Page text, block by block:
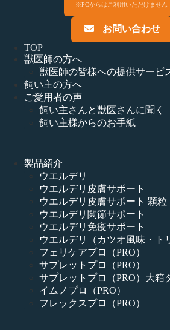
※PCからはご利用いただけません
お問い合わせ
TOP
獣医師の方へ
獣医師の皆様への提供サービ
飼い主の方へ
ご愛用者の声
飼い主さんと獣医さんに聞く
飼い主様からのお手紙
製品紹介
ウエルデリ
ウエルデリ皮膚サポート
ウエルデリ皮膚サポート 顆粒
ウエルデリ関節サポート
ウエルデリ免疫サポート
ウエルデリ（カツオ風味・ト
フェリケアプロ（PRO）
サプレットプロ（PRO）
サプレットプロ（PRO）大箱
イムノプロ（PRO）
フレックスプロ（PRO）